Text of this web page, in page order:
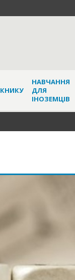
НАВЧАННЯ
ДЛЯ
ІНОЗЕМЦІВ